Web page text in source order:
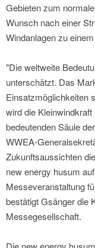
Gebieten zum
Wunsch nach einer
Windanlagen zu
"Die weltweite
unterschätzt. Das
Einsatzmöglichkeiten
wird die
bedeutenden Säule
WWEA-
Zukunftsaussichten
new energy husum
Messeveranstaltung
bestätigt Gsänger die
Messegesellschaft.